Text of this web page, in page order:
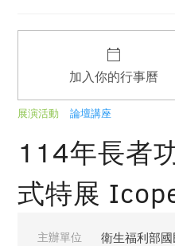
加入你的行事曆
展演活動 論壇講座
114年長者
式特展
主辦單位 衛生福利部